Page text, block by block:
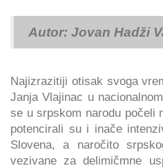
Autor: Jovan Hadži
Najizrazitiji otisak svoga
Janja Vlajinac u
se u srpskom narodu počeli
potencirali su i inače
Slovena, a naročito
vezivane za delimičmne